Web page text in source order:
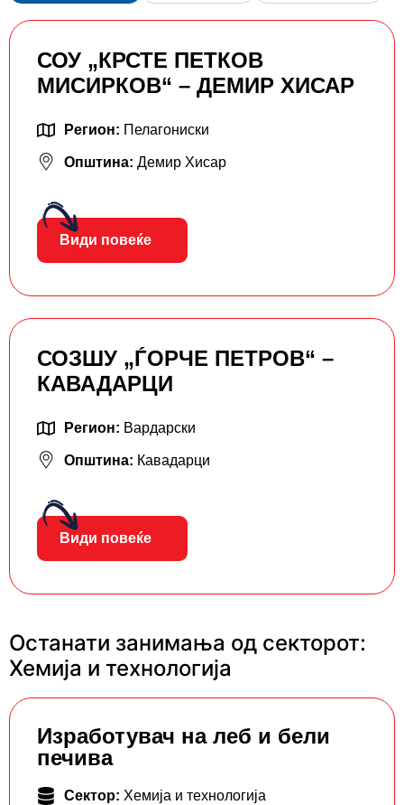
СОУ „КРСТЕ ПETКОВ
МИСИРКОВ“ – ДЕМИР ХИСАР
Регион: Пелагониски
Општина: Демир Хисар
Види повеќе
СОЗШУ „ЃОРЧЕ ПЕТРОВ“ –
КАВАДАРЦИ
Регион: Вардарски
Општина: Кавадарци
Види повеќе
Останати занимања од секторот:
Хемија и технологија
Изработувач на леб и бели
печива
Сектор: Хемија и технологија